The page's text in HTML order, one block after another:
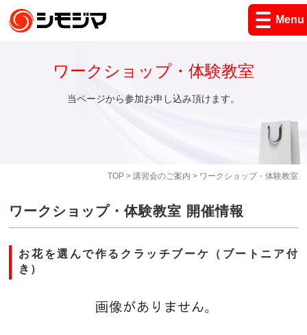
Menu
TOP> 講習会のご案内 > ワークショップ・体験教室
ワークショップ・体験教室
当ページから参加お申し込み頂けます。
ワークショップ・体験教室 開催情報
お花を選んで作るクラッチブーケ（ブートニア付
き）